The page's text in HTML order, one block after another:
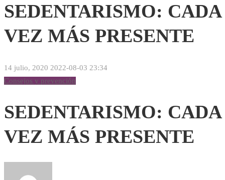
SEDENTARISMO: CADA
VEZ MÁS PRESENTE
14 julio, 2020 2022-08-03 23:34
Consejos y prevención
SEDENTARISMO: CADA
VEZ MÁS PRESENTE